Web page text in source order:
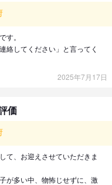
す。
絡してください」と言ってく
2025年7月17日
価
て、お迎えさせていただきま
が多い中、物怖じせずに、激